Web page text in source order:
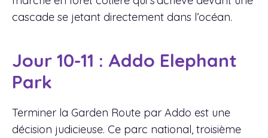
cascade se jetant directement dans l’océan.
Jour 10-11 : Addo Elephant
Park
Terminer la Garden Route par Addo est une
décision judicieuse. Ce parc national, troisième